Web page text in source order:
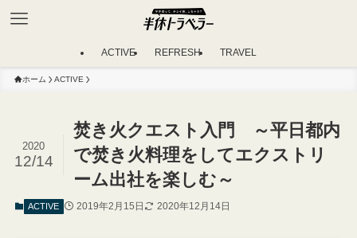
ACTIVE REFRESH TRAVEL
ホーム ACTIVE
焚き火クエスト入門 ～平日都内
で焚き火料理をしてエクストリ
ーム出社を楽しむ～
2020
12/14
ACTIVE 2019年2月15日 2020年12月14日